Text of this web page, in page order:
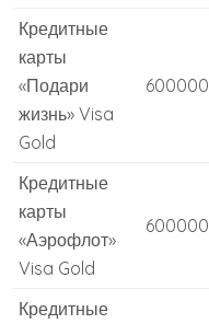
Кредитные
карты
«Подари
жизнь» Visa
Gold
600000
Кредитные
карты
«Аэрофлот»
Visa Gold
600000
Кредитные